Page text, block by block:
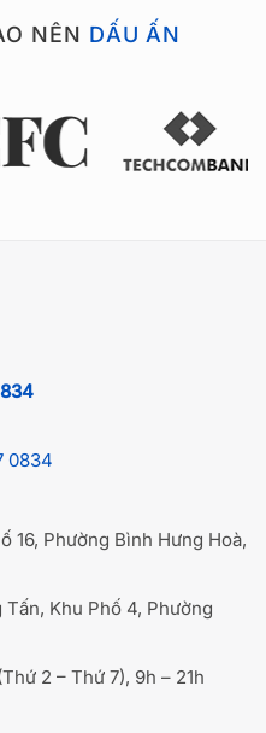
NÊN DẤU ẤN
0834
16, Phường Bình Hưng Hoà,
Tấn, Khu Phố 4, Phường
2 – Thứ 7), 9h – 21h